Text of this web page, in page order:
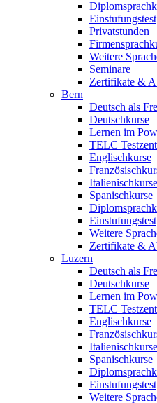
Einstufungstest
Privatstunden
Weitere
Seminare
Zertifikate &
Bern
Deutsch als
Deutschkurse
Lernen im
TELC
Englischkurse
Italienischkurse
Spanischkurse
Einstufungstest
Weitere
Zertifikate &
Luzern
Deutsch als
Deutschkurse
Lernen im
TELC
Englischkurse
Italienischkurse
Spanischkurse
Einstufungstest
Weitere